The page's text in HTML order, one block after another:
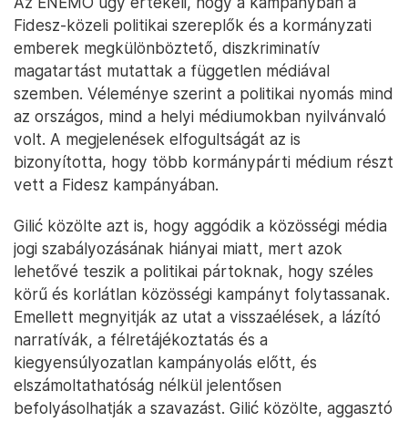
Fidesz-közeli politikai szereplők és a kormányzati
emberek megkülönböztető, diszkriminatív
magatartást mutattak a független médiával
szemben. Véleménye szerint a politikai nyomás mind
az országos, mind a helyi médiumokban nyilvánvaló
volt. A megjelenések elfogultságát az is
bizonyította, hogy több kormánypárti médium részt
vett a Fidesz kampányában.
Gilić közölte azt is, hogy aggódik a közösségi média
jogi szabályozásának hiányai miatt, mert azok
lehetővé teszik a politikai pártoknak, hogy széles
körű és korlátlan közösségi kampányt folytassanak.
Emellett megnyitják az utat a visszaélések, a lázító
narratívák, a félretájékoztatás és a
kiegyensúlyozatlan kampányolás előtt, és
elszámoltathatóság nélkül jelentősen
befolyásolhatják a szavazást. Gilić közölte, aggasztó